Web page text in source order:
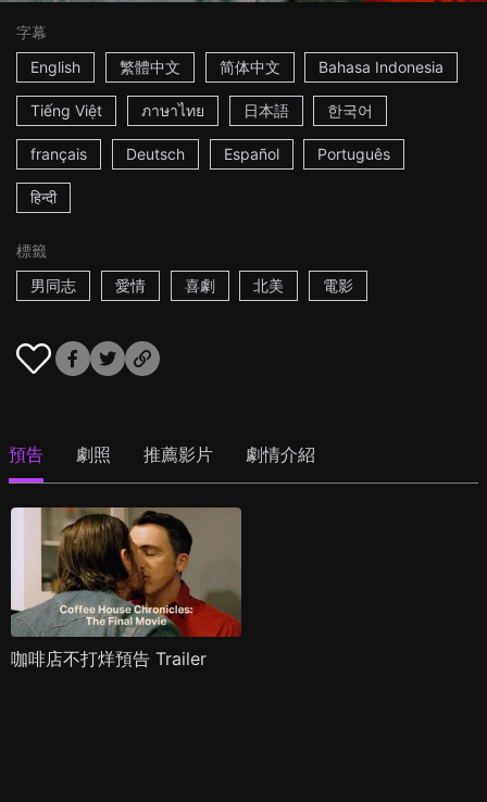
字幕
English
繁體中文 简体中文 Bahasa Indonesia
Tiếng Việt ภาษาไทย 日本語 한국어
français Deutsch Español Português
हिन्दी
標籤
男同志
愛情 喜劇 北美 電影
預告 劇照 推薦影片 劇情介紹
咖啡店不打烊預告 Trailer